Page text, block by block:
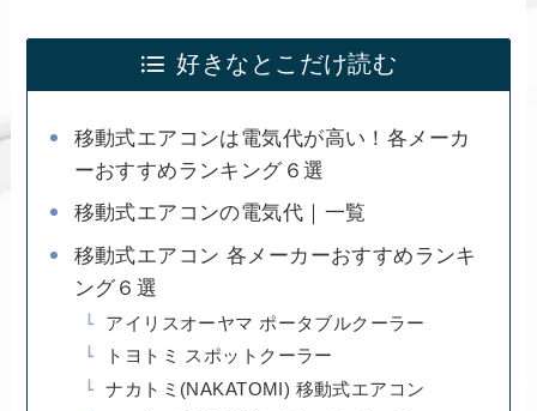
好きなとこだけ読む
移動式エアコンは電気代が高い！各メーカ
ーおすすめランキング６選
移動式エアコンの電気代｜一覧
移動式エアコン 各メーカーおすすめランキ
ング６選
アイリスオーヤマ ポータブルクーラー
トヨトミ スポットクーラー
ナカトミ(NAKATOMI) 移動式エアコン